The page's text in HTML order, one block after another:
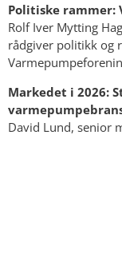
Politiske rammer:
Rolf Iver Mytting
rådgiver politikk og
Markedet i 2026:
David Lund, senior